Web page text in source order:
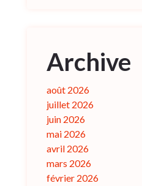
Archive
août 2026
juillet 2026
juin 2026
mai 2026
avril 2026
mars 2026
février 2026